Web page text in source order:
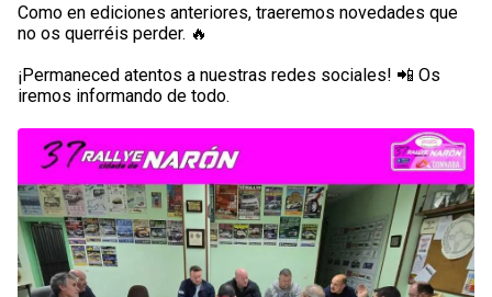
Como en ediciones anteriores, traeremos novedades que
no os querréis perder. 🔥
¡Permaneced atentos a nuestras redes sociales! 📲 Os
iremos informando de todo.